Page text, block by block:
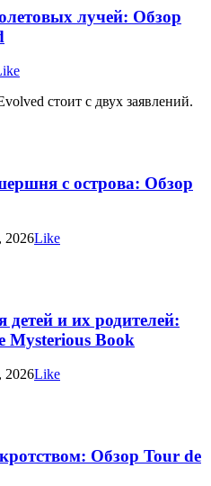
лучей: Обзор
стоит с двух заявлений.
с острова: Обзор
Like
и их родителей:
Mysterious Book
Like
Обзор Tour de